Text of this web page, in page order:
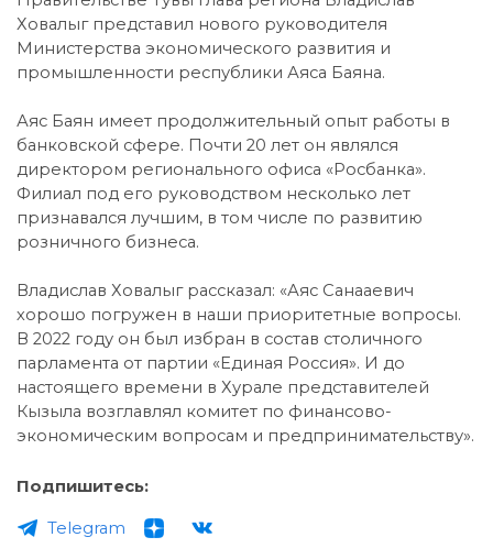
Ховалыг представил нового руководителя
Министерства экономического развития и
промышленности республики Аяса Баяна.
Аяс Баян имеет продолжительный опыт работы в
банковской сфере. Почти 20 лет он являлся
директором регионального офиса «Росбанка».
Филиал под его руководством несколько лет
признавался лучшим, в том числе по развитию
розничного бизнеса.
Владислав Ховалыг рассказал: «Аяс Санааевич
хорошо погружен в наши приоритетные вопросы.
В 2022 году он был избран в состав столичного
парламента от партии «Единая Россия». И до
настоящего времени в Хурале представителей
Кызыла возглавлял комитет по финансово-
экономическим вопросам и предпринимательству».
Подпишитесь:
Telegram